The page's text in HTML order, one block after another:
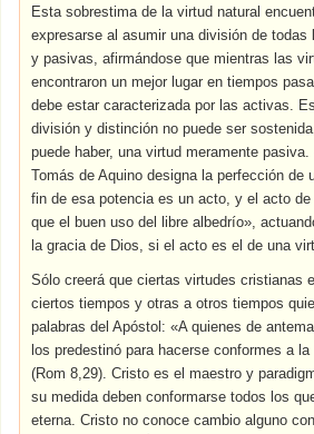
Esta sobrestima de la virtud natural
expresarse al asumir una división de
y pasivas, afirmándose que mientras las
encontraron un mejor lugar en tiempos
debe estar caracterizada por las activas.
división y distinción no puede ser
puede haber, una virtud meramente
Tomás de Aquino designa la perfección de
fin de esa potencia es un acto, y el acto
que el buen uso del libre albedrío»,
la gracia de Dios, si el acto es el de una
Sólo creerá que ciertas virtudes cristianas
ciertos tiempos y otras a otros tiempos
palabras del Apóstol: «A quienes de
los predestinó para hacerse conformes a
(Rom 8,29). Cristo es el maestro y
su medida deben conformarse todos los
eterna. Cristo no conoce cambio alguno